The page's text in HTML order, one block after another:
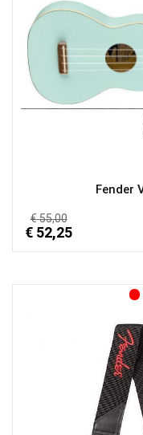
Fender
€ 55,00
€ 52,25